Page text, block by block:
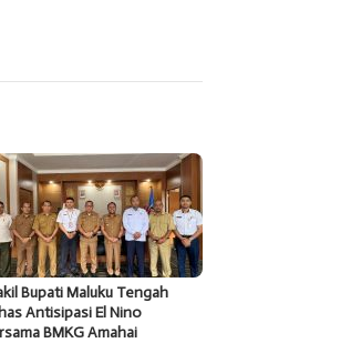
Bupati Maluku Tengah
Antisipasi El Nino
BMKG Amahai